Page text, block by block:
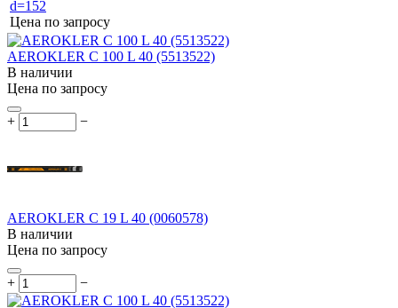
Цена по запросу
AEROKLER C 100 L 40 (5513522)
В наличии
Цена по запросу
+ −
AEROKLER C 19 L 40 (0060578)
В наличии
Цена по запросу
+ −